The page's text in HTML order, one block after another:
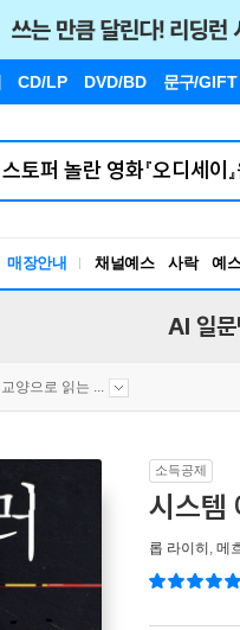
CD/LP DVD/BD 문구/GIFT
매장안내 채널예스 사락 예
AI 일
교양으로 읽는 ...
소득공제
시스템
롭 라이히 , 메